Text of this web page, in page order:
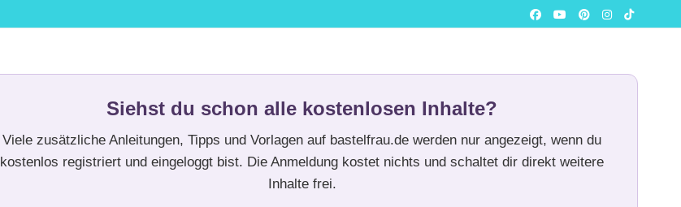
Siehst du schon alle kostenlosen Inhalte?
Viele zusätzliche Anleitungen, Tipps und Vorlagen auf bastelfrau.de werden nur angezeigt, wenn du
kostenlos registriert und eingeloggt bist. Die Anmeldung kostet nichts und schaltet dir direkt weitere
Inhalte frei.